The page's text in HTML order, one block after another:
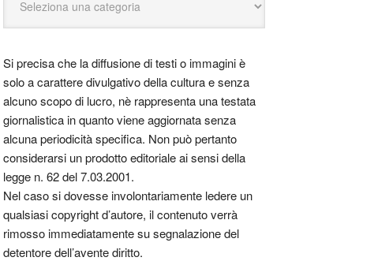
Si precisa che la diffusione di testi o immagini è
solo a carattere divulgativo della cultura e senza
alcuno scopo di lucro, nè rappresenta una testata
giornalistica in quanto viene aggiornata senza
alcuna periodicità specifica. Non può pertanto
considerarsi un prodotto editoriale ai sensi della
legge n. 62 del 7.03.2001.
Nel caso si dovesse involontariamente ledere un
qualsiasi copyright d’autore, il contenuto verrà
rimosso immediatamente su segnalazione del
detentore dell’avente diritto.